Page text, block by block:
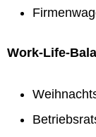
Work-Life-